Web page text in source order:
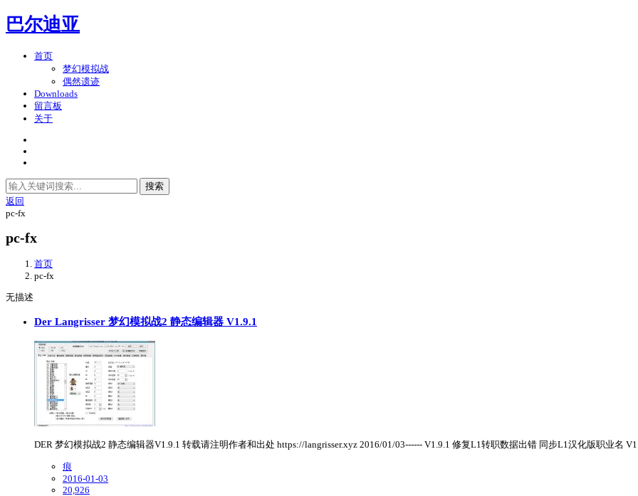
巴尔迪亚
首页
梦幻模拟战
偶然遗迹
Downloads
留言板
关于
搜索
返回
pc-fx
pc-fx
首页
pc-fx
无描述
Der Langrisser 梦幻模拟战2 静态编辑器 V1.9.1
DER 梦幻模拟战2 静态编辑器V1.9.1 转载请注明作者和出处 https://langrisser.xyz 2016/01/03------ V1.9.1 修复L1转职数据出错 同步L1汉化版职业名
痕
2016-01-03
20,926